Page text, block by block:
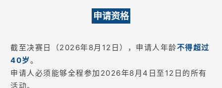
申请资格
截至决赛日（2026年8月12日），申请人年龄不得超过
40岁。
申请人必须能够全程参加2026年8月4日至12日的所有
活动。